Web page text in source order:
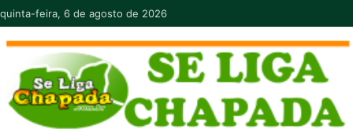
Pular para o conteúdo
quinta-feira, 6 de agosto de 2026